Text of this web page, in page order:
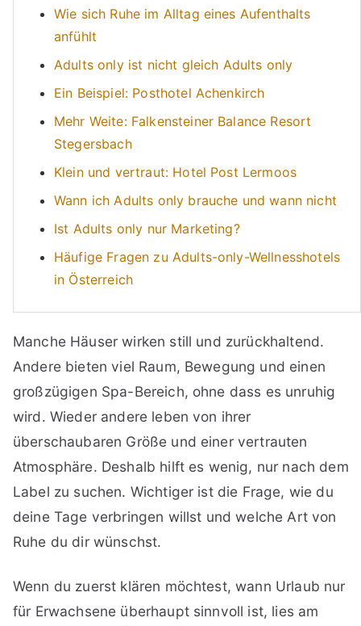
Wie sich Ruhe im Alltag eines Aufenthalts
anfühlt
Adults only ist nicht gleich Adults only
Ein Beispiel: Posthotel Achenkirch
Mehr Weite: Falkensteiner Balance Resort
Stegersbach
Klein und vertraut: Hotel Post Lermoos
Wann ich Adults only brauche und wann nicht
Ist Adults only nur Marketing?
Häufige Fragen zu Adults-only-Wellnesshotels
in Österreich
Manche Häuser wirken still und zurückhaltend.
Andere bieten viel Raum, Bewegung und einen
großzügigen Spa-Bereich, ohne dass es unruhig
wird. Wieder andere leben von ihrer
überschaubaren Größe und einer vertrauten
Atmosphäre. Deshalb hilft es wenig, nur nach dem
Label zu suchen. Wichtiger ist die Frage, wie du
deine Tage verbringen willst und welche Art von
Ruhe du dir wünschst.
Wenn du zuerst klären möchtest, wann Urlaub nur
für Erwachsene überhaupt sinnvoll ist, lies am